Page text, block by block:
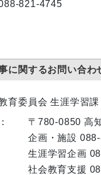
821-4745
に関するお問い合わ
育委員会 生涯学習課
〒780-0850 高
企画・施設
生涯学習企画
社会教育支援